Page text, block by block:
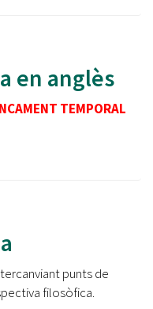
en anglès
TEMPORAL
punts de
filosòfica.